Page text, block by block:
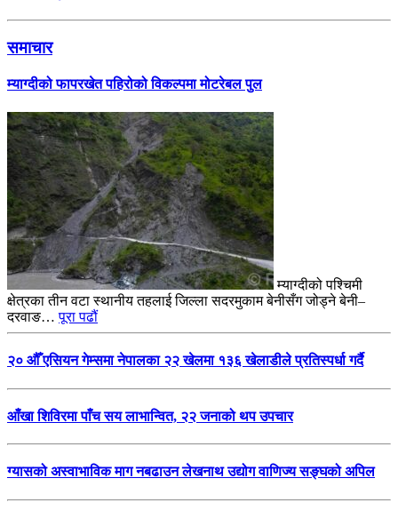
समाचार
म्याग्दीको फापरखेत पहिरोको विकल्पमा मोटरेबल पुल
म्याग्दीको पश्चिमी
क्षेत्रका तीन वटा स्थानीय तहलाई जिल्ला सदरमुकाम बेनीसँग जोड्ने बेनी–
दरवाङ…पूरा पढौं
२० औँ एसियन गेम्समा नेपालका २२ खेलमा १३६ खेलाडीले प्रतिस्पर्धा गर्दै
आँखा शिविरमा पाँच सय लाभान्वित, २२ जनाको थप उपचार
ग्यासको अस्वाभाविक माग नबढाउन लेखनाथ उद्योग वाणिज्य सङ्घको अपिल